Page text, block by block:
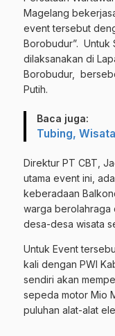
Magelang
event tersebut
Borobudur”. Untuk
dilaksanakan di
Borobudur,
Putih.
Baca juga:
Tubing,
Direktur PT CBT,
utama event ini,
keberadaan
warga berolahraga
desa-desa wisata
Untuk Event
kali dengan PWI
sendiri akan
sepeda motor Mio
puluhan alat-alat